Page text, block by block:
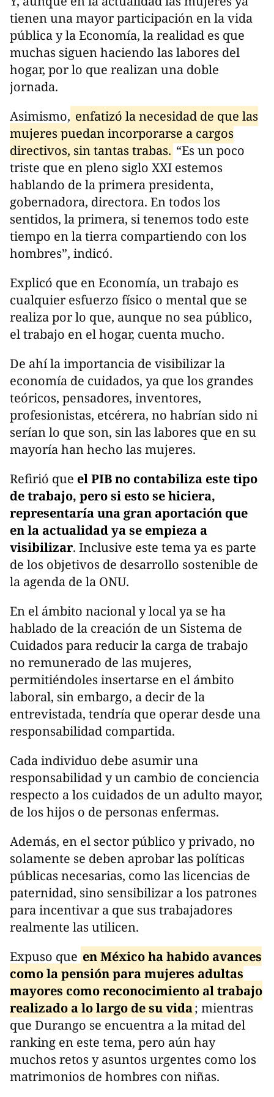
tienen una mayor participación en la vida
pública y la Economía, la realidad es que
muchas siguen haciendo las labores del
hogar, por lo que realizan una doble
jornada.
Asimismo, enfatizó la necesidad de que las
mujeres puedan incorporarse a cargos
directivos, sin tantas trabas. “Es un poco
triste que en pleno siglo XXI estemos
hablando de la primera presidenta,
gobernadora, directora. En todos los
sentidos, la primera, si tenemos todo este
tiempo en la tierra compartiendo con los
hombres”, indicó.
Explicó que en Economía, un trabajo es
cualquier esfuerzo físico o mental que se
realiza por lo que, aunque no sea público,
el trabajo en el hogar, cuenta mucho.
De ahí la importancia de visibilizar la
economía de cuidados, ya que los grandes
teóricos, pensadores, inventores,
profesionistas, etcérera, no habrían sido ni
serían lo que son, sin las labores que en su
mayoría han hecho las mujeres.
Refirió que el PIB no contabiliza este tipo
de trabajo, pero si esto se hiciera,
representaría una gran aportación que
en la actualidad ya se empieza a
visibilizar. Inclusive este tema ya es parte
de los objetivos de desarrollo sostenible de
la agenda de la ONU.
En el ámbito nacional y local ya se ha
hablado de la creación de un Sistema de
Cuidados para reducir la carga de trabajo
no remunerado de las mujeres,
permitiéndoles insertarse en el ámbito
laboral, sin embargo, a decir de la
entrevistada, tendría que operar desde una
responsabilidad compartida.
Cada individuo debe asumir una
responsabilidad y un cambio de conciencia
respecto a los cuidados de un adulto mayor,
de los hijos o de personas enfermas.
Además, en el sector público y privado, no
solamente se deben aprobar las políticas
públicas necesarias, como las licencias de
paternidad, sino sensibilizar a los patrones
para incentivar a que sus trabajadores
realmente las utilicen.
Expuso que en México ha habido avances
como la pensión para mujeres adultas
mayores como reconocimiento al trabajo
realizado a lo largo de su vida; mientras
que Durango se encuentra a la mitad del
ranking en este tema, pero aún hay
muchos retos y asuntos urgentes como los
matrimonios de hombres con niñas.